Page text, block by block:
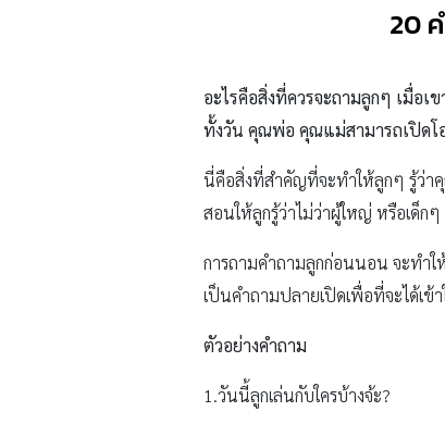
20
อะไรคือสิ่งที่ควรจะถามลูกๆ เมื่อเ
ทั้งวัน คุณพ่อ คุณแม่สามารถเปิดโ
นี่คือสิ่งที่สำคัญที่จะทำให้ลูกๆ รู้ว่า
สอนให้ลูกรู้ว่าไม่ว่าผู้ใหญ่ หรือเด็กๆ
การถามคำถามลูกก่อนนอน จะทำ
เป็นคำถามปลายเปิดเพื่อที่จะได้เ
ตัวอย่างคำถาม
1.วันนี้ลูกเล่นกับใครบ้างจ้ะ?